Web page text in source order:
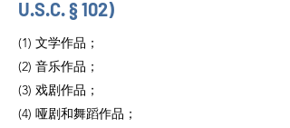
U.S.C. § 102)
(1) 文学作品；
(2) 音乐作品；
(3) 戏剧作品；
(4) 哑剧和舞蹈作品；